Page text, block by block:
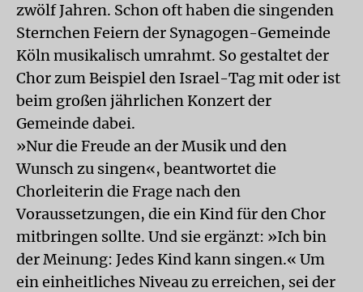
zwölf Jahren. Schon oft haben die singenden
Sternchen Feiern der Synagogen-Gemeinde
Köln musikalisch umrahmt. So gestaltet der
Chor zum Beispiel den Israel-Tag mit oder ist
beim großen jährlichen Konzert der
Gemeinde dabei.
»Nur die Freude an der Musik und den
Wunsch zu singen«, beantwortet die
Chorleiterin die Frage nach den
Voraussetzungen, die ein Kind für den Chor
mitbringen sollte. Und sie ergänzt: »Ich bin
der Meinung: Jedes Kind kann singen.« Um
ein einheitliches Niveau zu erreichen, sei der